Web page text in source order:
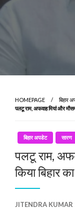
HOMEPAGE
बिहार
पलटू राम, अफवाह मियां और मौसम
बिहार अपडेट सारण
पलटू राम,
किया बिहार
JITENDRA KUMAR